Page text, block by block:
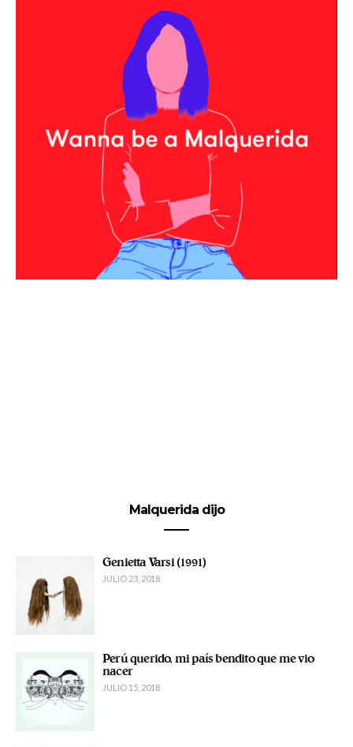
Malquerida dijo
Genietta Varsi (1991)
JULIO 23, 2018
Perú querido, mi país bendito que me vio
nacer
JULIO 15, 2018